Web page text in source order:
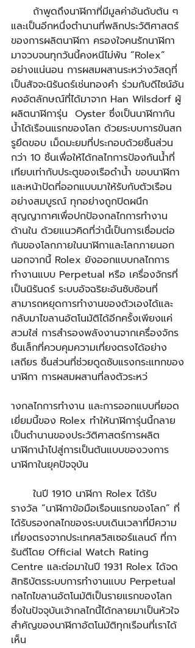
และเป็นอีกหนึ่งตำนานที่พลิกประวัติศาสตร์
ของการผลิตนาฬิกา ครองใจคนรักนาฬิกา
มาจวบจนทุกวันนี้คงหนีไม่พ้น “Rolex”
อย่างแน่นอน การผสมผสานระหว่างวัสดุที่
เป็นสัจจะนิรันดร์เช่นทองคำ ร่วมกับดีไซน์อัน
คงอัตลักษณ์ที่ได้มาจาก Han Wilsdorf ผู้
ผลิตนาฬิการุ่น  Oyster ซึ่งเป็นนาฬิกากัน
น้ำได้เรือนแรกของโลก ด้วยระบบการขันสก
รูยึดขอบ เม็ดมะยมที่ประกอบด้วยชิ้นส่วน
กว่า 10 ชิ้นเพื่อให้ได้กลไกการป้องกันน้ำที่
เทียบเท่ากับประตูของเรือดำน้ำ ขอบนาฬิกา
และหน้าปัดที่ออกแบบมาให้รับกับตัวเรือน
อย่างสมบูรณ์ ทุกอย่างถูกปิดผนึก
สุญญากาศเพื่อปกป้องกลไกการทำงาน
ด้านใน ด้วยแนวคิดที่ว่านี้เป็นการเชื่อมต่อ
กันของโลกภายในนาฬิกาและโลกภายนอก
นอกจากนี้ Rolex ยังออกแบบกลไกการ
ทำงานแบบ Perpetual หรือ เครื่องจักรที่
เป็นนิรันดร์ ระบบอัจฉริยะอันซับซ้อนที่
สามารถหยุดการทำงานของตัวเองได้และ
กลับมาไขลานอัตโนมัติได้อีกครั้งเพียงแค่
สวมใส่ การสำรองพลังงานจากเครื่องจักร
ชิ้นเล็กที่ควบคุมความเที่ยงตรงได้อย่าง
เสถียร ชิ้นส่วนที่ช่วยดูดซับแรงกระแทกของ
นาฬิกา การผสมผสานที่ลงตัวระหว่
างกลไกการทำงาน และการออกแบบที่ยอด
เยี่ยมนี้ของ Rolex ทำให้นาฬิการุ่นนี้กลาย
เป็นตำนานของประวัติศาสตร์การผลิต
นาฬิกานำไปสู่การเป็นต้นแบบของวงการ
นาฬิกาในยุคปัจจุบัน
รางวัล “นาฬิกาข้อมือเรือนแรกของโลก” ที่
ได้รับรองกลไกของระบบเดินเวลาที่มีความ
เที่ยงตรงจากประเทศสวิสเซอร์แลนด์ ที่กา
รันตีโดย Official Watch Rating
Centre และต่อมาในปี 1931 Rolex ได้จด
สิทธิบัตรระบบการทำงานแบบ Perpetual
กลไกไขลานอัตโนมัติเป็นรายแรกของโลก
ซึ่งในปัจจุบันเจ้ากลไกนี้ได้กลายมาเป็นหัวใจ
สำคัญของนาฬิกาอัตโนมัติทุกเรือนที่เราได้
เห็น